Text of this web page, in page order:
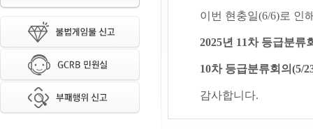
이번 현충일(6/6)로 인
2025년 11차 등급분류
10차 등급분류회의(5/
감사합니다.